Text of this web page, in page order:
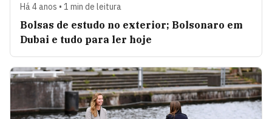
Há 4 anos • 1 min de leitura
Bolsas de estudo no exterior; Bolsonaro em
Dubai e tudo para ler hoje